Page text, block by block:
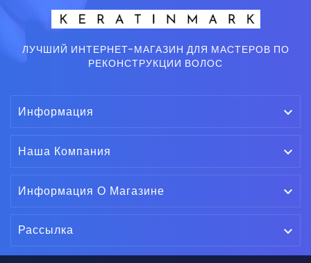
ЛУЧШИЙ ИНТЕРНЕТ-МАГАЗИН ДЛЯ МАСТЕРОВ ПО
РЕКОНСТРУКЦИИ ВОЛОС
Информация 
Наша Компания 
Информация О Магазине 
Рассылка 